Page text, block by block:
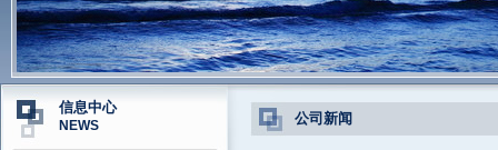
信息中心
NEWS 公司新闻